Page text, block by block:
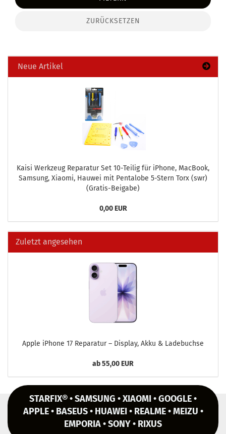
ZURÜCKSETZEN
Neue Artikel
Kaisi Werk­zeug Re­pa­ra­tur Set 10-​Teilig für iPho­ne, MacBook,
Sam­sung, Xiao­mi, Hau­wei mit Pen­talo­be 5-​Stern Torx (swr)
(Gratis-​Beigabe)
0,00 EUR
Zuletzt angesehen
Apple iPho­ne 17 Re­pa­ra­tur – Dis­play, Akku & La­de­buch­se
ab 55,00 EUR
STARFIX® • SAMSUNG • XIAOMI • GOOGLE •
APPLE • BASEUS • HUAWEI • REALME • MEIZU •
EMPORIA • SONY • RIXUS